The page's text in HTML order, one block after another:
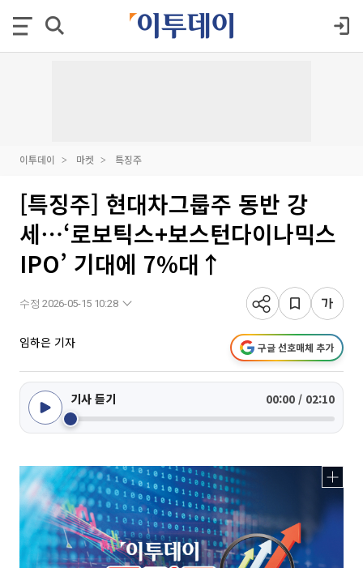
이투데이 마켓 특징주
[특징주] 현대차그룹주 동반 강
세⋯‘로보틱스+보스턴다이나믹스
IPO’ 기대에 7%대↑
수정 2026-05-15 10:28
임하은 기자 구글 선호매체 추가
기사 듣기 00:00 / 02:10